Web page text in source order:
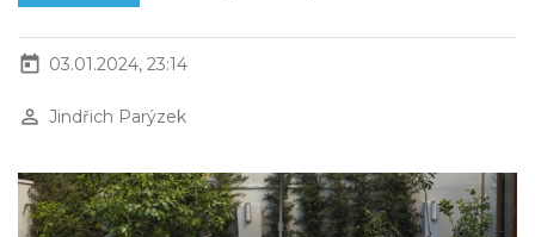
today 03.01.2024, 23:14
perm_identity Jindřich Parýzek